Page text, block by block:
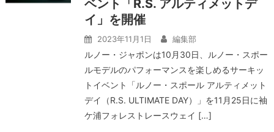
ベント「R.S. アルティメットデ
イ」を開催
2023年11月1日 編集部
ルノー・ジャポンは10月30日、ルノー・スポー
ルモデルのパフォーマンスを楽しめるサーキッ
トイベント「ルノー・スポール アルティメット
デイ（R.S. ULTIMATE DAY）」を11月25日に袖
ケ浦フォレストレースウェイ […]